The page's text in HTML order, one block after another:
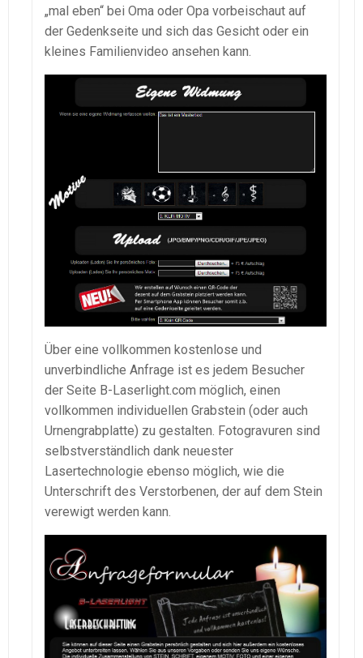
„mal eben“ bei Oma oder Opa vorbeischaut auf
der Gedenkseite und sich das Gesicht oder ein
kleines Familienvideo ansehen kann.
Über eine vollkommen kostenlose und
unverbindliche Anfrage ist es jedem Besucher
der Seite B-Laserlight.com möglich, einen
vollkommen individuellen Grabstein (oder auch
Urnengrabplatte) zu gestalten. Fotogravuren sind
selbstverständlich dank neuester
Lasertechnologie ebenso möglich, wie die
Unterschrift des Verstorbenen, der auf dem Stein
verewigt werden kann.